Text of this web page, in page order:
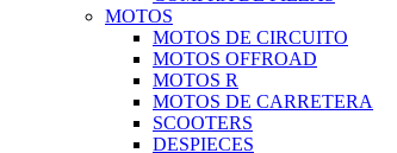
MOTOS
MOTOS DE CIRCUITO
MOTOS OFFROAD
MOTOS R
MOTOS DE CARRETERA
SCOOTERS
DESPIECES